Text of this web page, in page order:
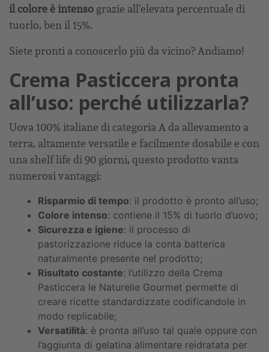
il colore è intenso grazie all’elevata percentuale di
tuorlo, ben il 15%.
Siete pronti a conoscerlo più da vicino? Andiamo!
Crema Pasticcera pronta
all’uso: perché utilizzarla?
Uova 100% italiane di categoria A da allevamento a
terra, altamente versatile e facilmente dosabile e con
una shelf life di 90 giorni, questo prodotto vanta
numerosi vantaggi:
Risparmio di tempo: il prodotto è pronto all’uso;
Colore intenso: contiene il 15% di tuorlo d’uovo;
Sicurezza e igiene: il processo di
pastorizzazione riduce la conta batterica
naturalmente presente nel prodotto;
Risultato costante: l’utilizzo della Crema
Pasticcera le Naturelle Gourmet permette di
creare ricette standardizzate codificandole in
modo replicabile;
Versatilità: è pronta all’uso tal quale oppure con
l’aggiunta di gelatina alimentare reidratata per